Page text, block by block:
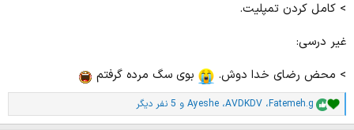
> کامل کردن تمپلیت.
غیر درسی:
> محض رضای خدا دوش.
بوی سگ مرده گرفتم
ا
م
Fatemeh.g، AVDKDV، Ayeshe و 5 نفر دیگر